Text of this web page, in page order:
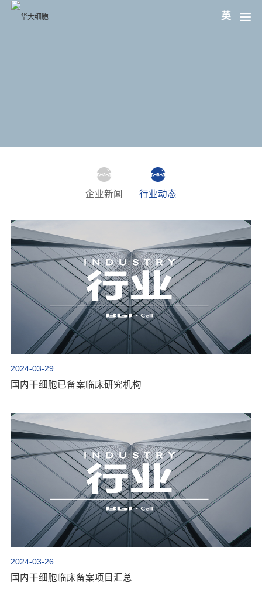
英
企业新闻 行业动态
2024-03-29
国内干细胞已备案临床研究机构
2024-03-26
国内干细胞临床备案项目汇总